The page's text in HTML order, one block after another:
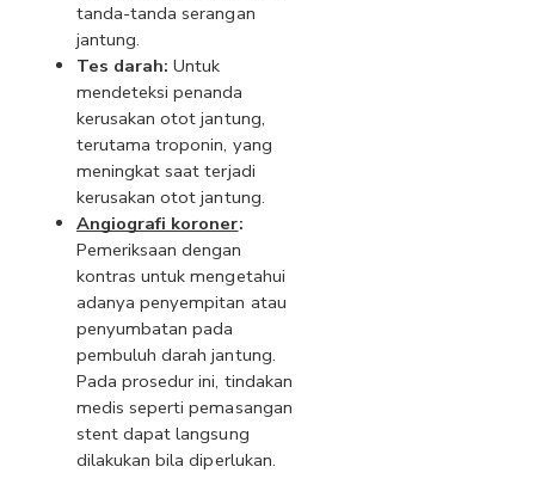
tanda-tanda serangan
jantung.
Tes darah: Untuk
mendeteksi penanda
kerusakan otot jantung,
terutama troponin, yang
meningkat saat terjadi
kerusakan otot jantung.
Angiografi koroner:
Pemeriksaan dengan
kontras untuk mengetahui
adanya penyempitan atau
penyumbatan pada
pembuluh darah jantung.
Pada prosedur ini, tindakan
medis seperti pemasangan
stent dapat langsung
dilakukan bila diperlukan.